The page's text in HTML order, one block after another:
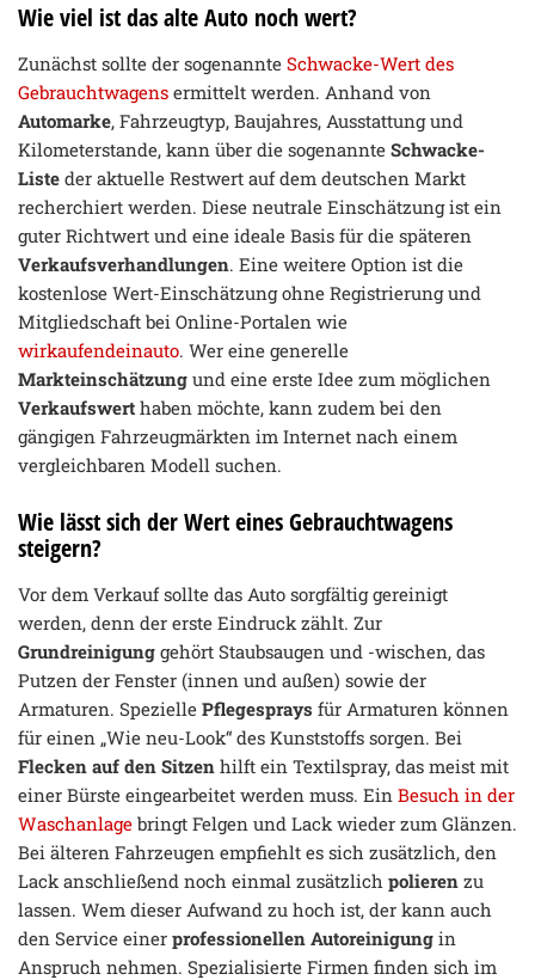
Wie viel ist das alte Auto noch wert?
Zunächst sollte der sogenannte Schwacke-Wert des
Gebrauchtwagens ermittelt werden. Anhand von
Automarke, Fahrzeugtyp, Baujahres, Ausstattung und
Kilometerstande, kann über die sogenannte Schwacke-
Liste der aktuelle Restwert auf dem deutschen Markt
recherchiert werden. Diese neutrale Einschätzung ist ein
guter Richtwert und eine ideale Basis für die späteren
Verkaufsverhandlungen. Eine weitere Option ist die
kostenlose Wert-Einschätzung ohne Registrierung und
Mitgliedschaft bei Online-Portalen wie
wirkaufendeinauto. Wer eine generelle
Markteinschätzung und eine erste Idee zum möglichen
Verkaufswert haben möchte, kann zudem bei den
gängigen Fahrzeugmärkten im Internet nach einem
vergleichbaren Modell suchen.
Wie lässt sich der Wert eines Gebrauchtwagens
steigern?
Vor dem Verkauf sollte das Auto sorgfältig gereinigt
werden, denn der erste Eindruck zählt. Zur
Grundreinigung gehört Staubsaugen und -wischen, das
Putzen der Fenster (innen und außen) sowie der
Armaturen. Spezielle Pflegesprays für Armaturen können
für einen „Wie neu-Look“ des Kunststoffs sorgen. Bei
Flecken auf den Sitzen hilft ein Textilspray, das meist mit
einer Bürste eingearbeitet werden muss. Ein Besuch in der
Waschanlage bringt Felgen und Lack wieder zum Glänzen.
Bei älteren Fahrzeugen empfiehlt es sich zusätzlich, den
Lack anschließend noch einmal zusätzlich polieren zu
lassen. Wem dieser Aufwand zu hoch ist, der kann auch
den Service einer professionellen Autoreinigung in
Anspruch nehmen. Spezialisierte Firmen finden sich im